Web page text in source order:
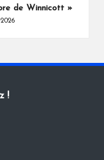
de Winnicott »
!